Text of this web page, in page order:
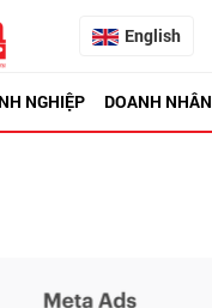
English
NGHIỆP DOANH NHÂN